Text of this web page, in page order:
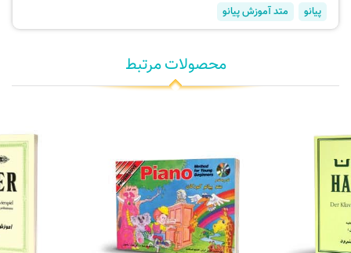
پیانو متد آموزش پیانو
محصولات مرتبط